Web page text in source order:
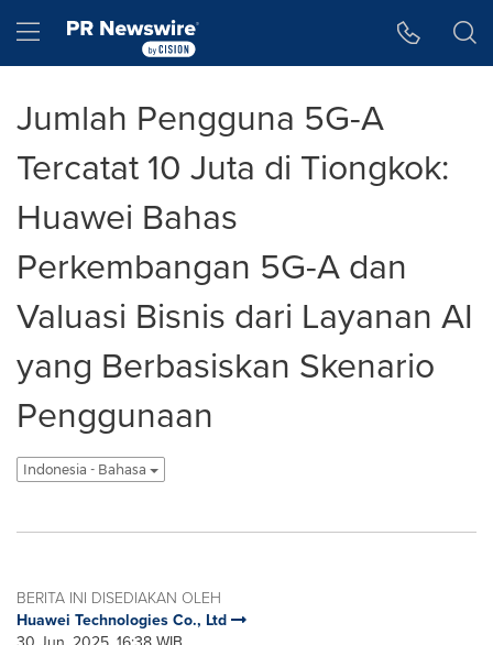
Hamburger menu
Jumlah Pengguna 5G-A
Tercatat 10 Juta di Tiongkok:
Huawei Bahas
Perkembangan 5G-A dan
Valuasi Bisnis dari Layanan AI
yang Berbasiskan Skenario
Penggunaan
Indonesia - Bahasa
BERITA INI DISEDIAKAN OLEH
Huawei Technologies Co., Ltd